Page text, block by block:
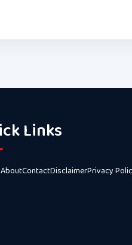
Links
AboutContactDisclaimerPrivacy